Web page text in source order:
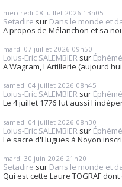
mercredi 08 juillet 2026 13h05
Setadire sur Dans le monde et
A propos de Mélanchon et sa
mardi 07 juillet 2026 09h50
Loius-Eric SALEMBIER sur
A Wagram, l'Artillerie
samedi 04 juillet 2026 08h45
Loius-Eric SALEMBIER sur
Le 4 juillet 1776 fut aussi
samedi 04 juillet 2026 08h30
Loius-Eric SALEMBIER sur
Le sacre d'Hugues à Noyon
mardi 30 juin 2026 21h20
Setadire sur Dans le monde et
Qui est cette Laure TOGRAF